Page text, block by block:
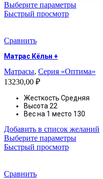
Выберите параметрыЭтот
на
Быстрый просмотр
Сравнить
Матрас Кёльн +
Матрасы, Серия «Оптима»
13230,00 ₽
Жесткость Средняя
Высота22
Вес на 1 место 130
Добавить в список желаний
Выберите параметрыЭтот
Быстрый просмотр
Сравнить